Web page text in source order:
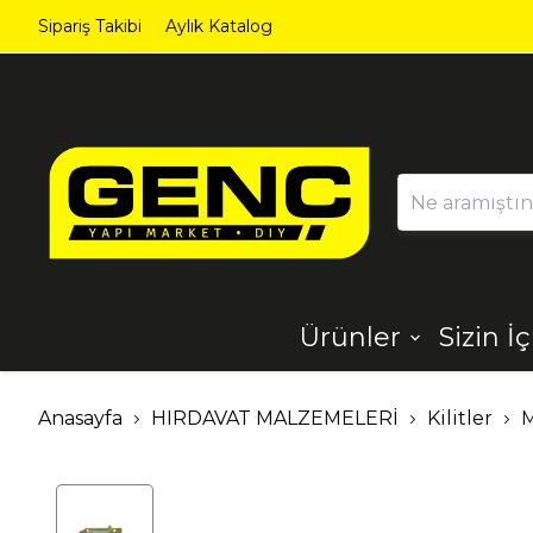
Sipariş Takibi Aylık Katalog
Ürünler
Ahşap Aydınlatma
Dekorasyon
Sizin
Anasayfa HIRDAVAT MALZEMELERİ Kilitler